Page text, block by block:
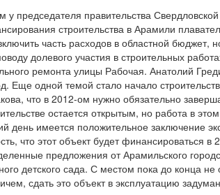
у председателя правительства
строительства в Арамили
часть расходов в областной бюджет,
долевого участия в строительных
ремонта улицы Рабочая. Анатолий
Еще одной темой стало начало
что в 2012-ом нужно обязательно
остается открытым, но работа в
день имеется положительное заключение
что этот объект будет финансироваться в
предложения от Арамильского
детского сада. С местом пока до конца
сдать это объект в эксплуатацию